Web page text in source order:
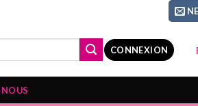
CONNEXION